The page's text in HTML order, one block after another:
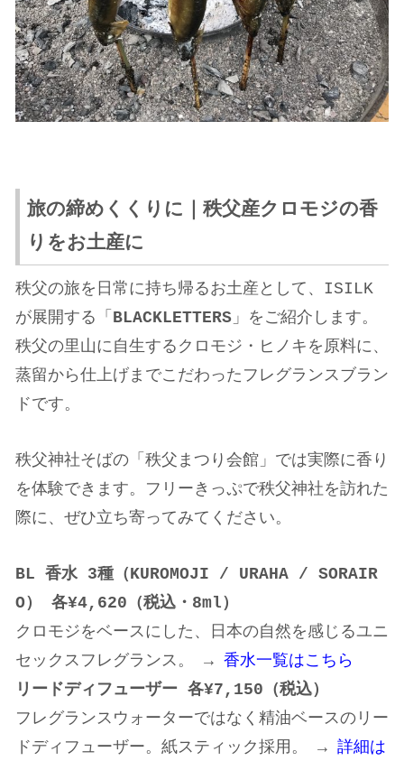
旅の締めくくりに｜秩父産クロモジの香
りをお土産に
秩父の旅を日常に持ち帰るお土産として、ISILK
が展開する「 BLACKLETTERS」をご紹介します。
秩父の里山に自生するクロモジ・ヒノキを原料に、
蒸留から仕上げまでこだわったフレグランスブラン
ドです。
秩父神社そばの「秩父まつり会館」では実際に香り
を体験できます。フリーきっぷで秩父神社を訪れた
際に、ぜひ立ち寄ってみてください。
BL 香水 3種（KUROMOJI / URAHA / SORAIR
O） 各¥4,620（税込・8ml）
クロモジをベースにした、日本の自然を感じるユニ
セックスフレグランス。 → 香水一覧はこちら
リードディフューザー 各¥7,150（税込）
フレグランスウォーターではなく精油ベースのリー
ドディフューザー。紙スティック採用。 → 詳細は